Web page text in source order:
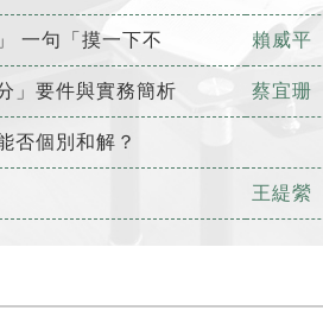
一句「摸一下不 賴威平
」要件與實務簡析 蔡宜珊
否個別和解？
王緹縈